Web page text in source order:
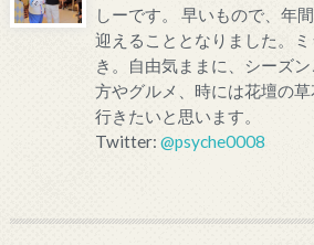
しーです。 早いもので、年
迎えることとなりました。
き。自由気ままに、シーズ
方やグルメ、時には花壇の
行きたいと思います。
Twitter:@psyche0008